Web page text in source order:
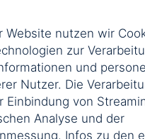
Website nutzen wir
zur
und
Nutzer. Die
Einbindung von
Analyse und der
Infos zu den